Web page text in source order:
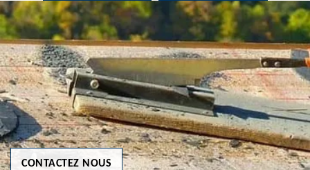
CONTACTEZ NOUS